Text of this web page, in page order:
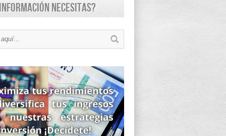
necesitas?